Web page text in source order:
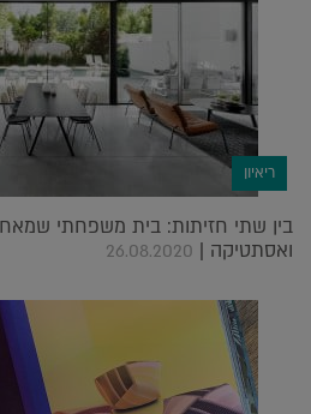
ריאיון
בין שתי חזיתות: בית משפחתי שמאחד
ואסתטיקה | 26.08.2020